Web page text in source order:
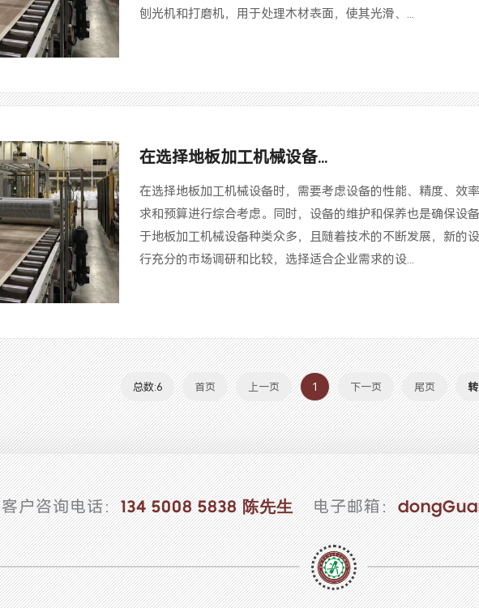
刨光机和打磨机，用于处理木材表面，使其光滑、...
在选择地板加工机械设备...
在选择地板加工机械设备时，需要考虑设备的性能、精度、效
求和预算进行综合考虑。同时，设备的维护和保养也是确保设
于地板加工机械设备种类众多，且随着技术的不断发展，新的
行充分的市场调研和比较，选择适合企业需求的设...
总数:6 首页 上一页 1 下一页 尾页
客户咨询电话：134 5008 5838 陈先生 电子邮箱：